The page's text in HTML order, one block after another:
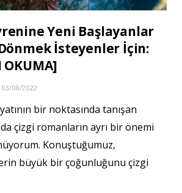
Yeni Başlayanlar
İsteyenler İçin:
03/08/2022
bir noktasında tanışan
çizgi romanların ayrı bir önemi
Konuştuğumuz,
büyük bir çoğunluğunu çizgi